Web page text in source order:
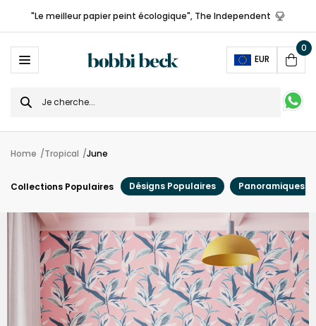
"Le meilleur papier peint écologique", The Independent
EUR
Cart
0
Search
for
Home Tropical June
Collections Populaires Désigns Populaires Panoramiques